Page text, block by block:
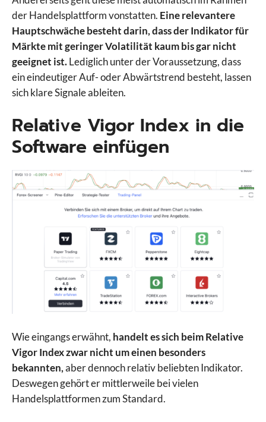
der Handelsplattform vonstatten. Eine relevantere
Hauptschwäche besteht darin, dass der Indikator für
Märkte mit geringer Volatilität kaum bis gar nicht
geeignet ist.Lediglich unter der Voraussetzung, dass
ein eindeutiger Auf- oder Abwärtstrend besteht, lassen
sich klare Signale ableiten.
Relative Vigor Index in die
Software einfügen
Wie eingangs erwähnt, handelt es sich beim Relative
Vigor Index zwar nicht um einen besonders
bekannten,aber dennoch relativ beliebten Indikator.
Deswegen gehört er mittlerweile bei vielen
Handelsplattformen zum Standard.